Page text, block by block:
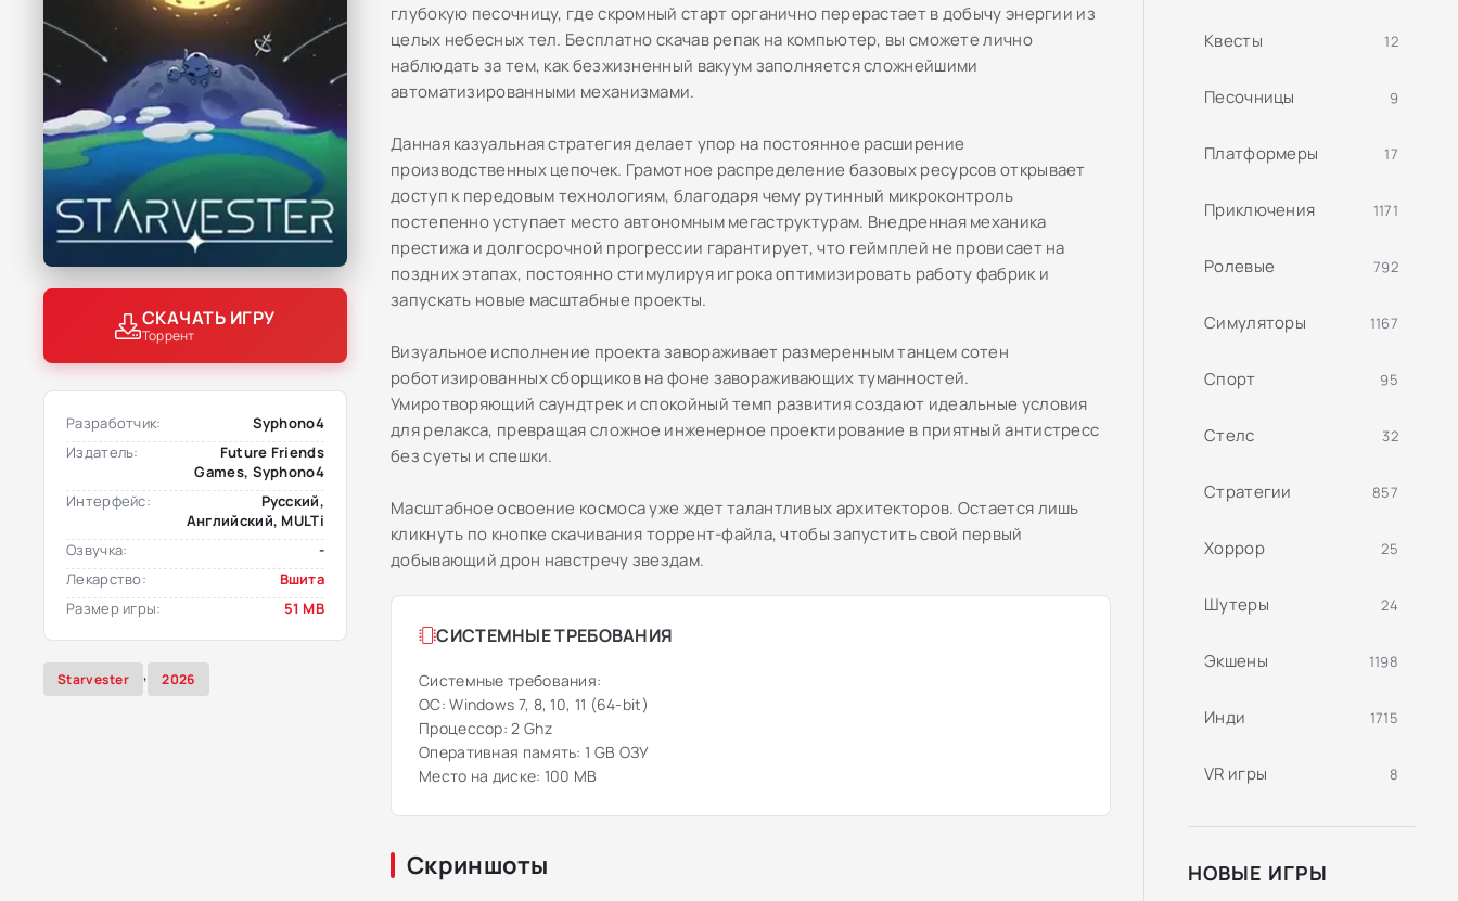
СКАЧАТЬ ИГРУ
Торрент
Разработчик:
Syphono4
Издатель:
Future Friends
Games, Syphono4
Интерфейс:
Русский,
Английский, MULTi
Озвучка:
-
Лекарство:
Вшита
Размер игры:
51 MB
Starvester , 2026
глубокую песочницу, где скромный старт органично перерастает в добычу энергии из
целых небесных тел. Бесплатно скачав репак на компьютер, вы сможете лично
наблюдать за тем, как безжизненный вакуум заполняется сложнейшими
автоматизированными механизмами.
Данная казуальная стратегия делает упор на постоянное расширение
производственных цепочек. Грамотное распределение базовых ресурсов открывает
доступ к передовым технологиям, благодаря чему рутинный микроконтроль
постепенно уступает место автономным мегаструктурам. Внедренная механика
престижа и долгосрочной прогрессии гарантирует, что геймплей не провисает на
поздних этапах, постоянно стимулируя игрока оптимизировать работу фабрик и
запускать новые масштабные проекты.
Визуальное исполнение проекта завораживает размеренным танцем сотен
роботизированных сборщиков на фоне завораживающих туманностей.
Умиротворяющий саундтрек и спокойный темп развития создают идеальные условия
для релакса, превращая сложное инженерное проектирование в приятный антистресс
без суеты и спешки.
Масштабное освоение космоса уже ждет талантливых архитекторов. Остается лишь
кликнуть по кнопке скачивания торрент-файла, чтобы запустить свой первый
добывающий дрон навстречу звездам.
СИСТЕМНЫЕ ТРЕБОВАНИЯ
Системные требования:
ОС: Windows 7, 8, 10, 11 (64-bit)
Процессор: 2 Ghz
Оперативная память: 1 GB ОЗУ
Место на диске: 100 MB
Скриншоты
Квесты 12
Песочницы 9
Платформеры 17
Приключения 1171
Ролевые 792
Симуляторы 1167
Спорт 95
Стелс 32
Стратегии 857
Хоррор 25
Шутеры 24
Экшены 1198
Инди 1715
VR игры 8
НОВЫЕ ИГРЫ